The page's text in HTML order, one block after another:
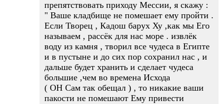
препятствовать приходу Мессии, я скажу :
" Ваше кладбище не помешает ему пройти .
Если Творец , Кадош барух Ху ,как мы Его
называем , рассёк для нас море . извлёк
воду из камня , творил все чудеса в Египте
и в пустыне и до сих пор сохранил нас , и
дальше будет хранить и сделает чудеса
большие ,чем во времена Исхода
( ОН Сам так обещал ) , то никакие ваши
пакости не помешают Ему привести